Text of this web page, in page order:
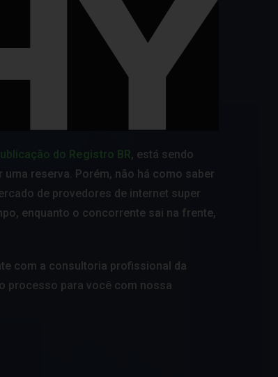
do Registro BR, está sendo
reserva. Porém, não há como saber
de provedores de internet super
enquanto o concorrente sai na frente,
com a consultoria profissional da
processo para você com nossa